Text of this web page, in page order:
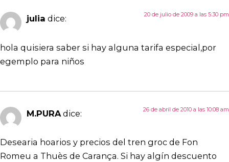
julia dice: 20 de julio de 2009 a las 5:30 pm
hola quisiera saber si hay alguna tarifa especial,por
egemplo para niños
M.PURA dice: 26 de abril de 2010 a las 10:08 am
Desearia hoarios y precios del tren groc de Fon
Romeu a Thuès de Carança. Si hay algín descuento